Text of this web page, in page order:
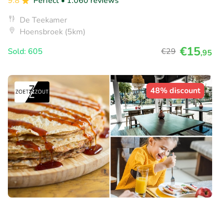
De Teekamer
Hoensbroek (5km)
Sold: 605
€29 €15,95
48% discount